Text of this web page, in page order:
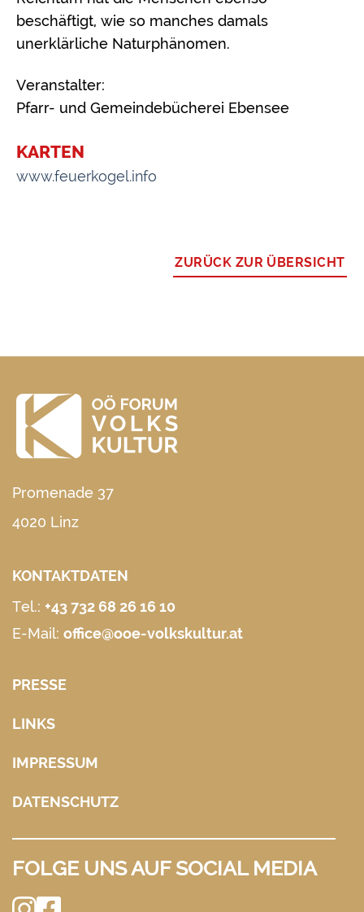
beschäftigt, wie so manches damals
unerklärliche Naturphänomen.
Veranstalter:
Pfarr- und Gemeindebücherei Ebensee
KARTEN
www.feuerkogel.info
ZURÜCK ZUR ÜBERSICHT
Promenade 37
4020 Linz
KONTAKTDATEN
Tel.: +43 732 68 26 16 10
E-Mail: office@ooe-volkskultur.at
PRESSE
LINKS
IMPRESSUM
DATENSCHUTZ
FOLGE UNS AUF SOCIAL MEDIA